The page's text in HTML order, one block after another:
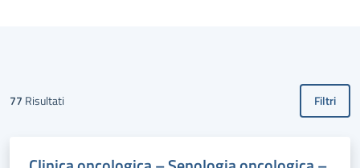
77 Risultati Filtri